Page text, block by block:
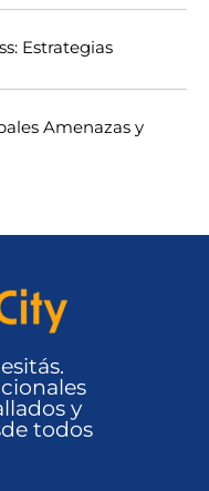
Estrategias
Amenazas y
y
todos